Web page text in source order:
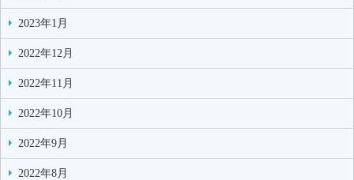
2023年1月
2022年12月
2022年11月
2022年10月
2022年9月
2022年8月